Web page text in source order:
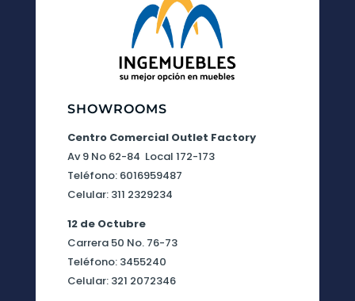
SHOWROOMS
Centro Comercial Outlet Factory
Av 9 No 62-84 Local 172-173
Teléfono: 6016959487
Celular: 311 2329234
12 de Octubre
Carrera 50 No. 76-73
Teléfono: 3455240
Celular: 321 2072346